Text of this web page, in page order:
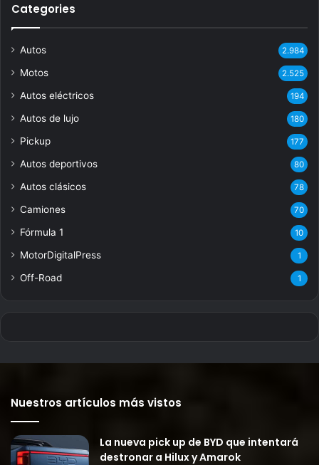
Categories
Autos 2.984
Motos 2.525
Autos eléctricos 194
Autos de lujo 180
Pickup 177
Autos deportivos 80
Autos clásicos 78
Camiones 70
Fórmula 1 10
MotorDigitalPress 1
Off-Road 1
Nuestros artículos más vistos
La nueva pick up de BYD que intentará
destronar a Hilux y Amarok